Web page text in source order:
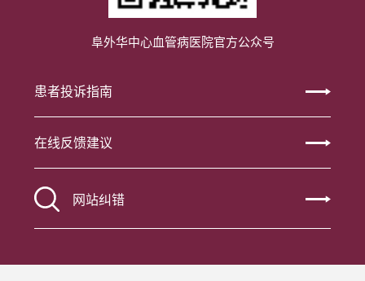
阜外华中心血管病医院官方公众号
患者投诉指南
在线反馈建议
网站纠错